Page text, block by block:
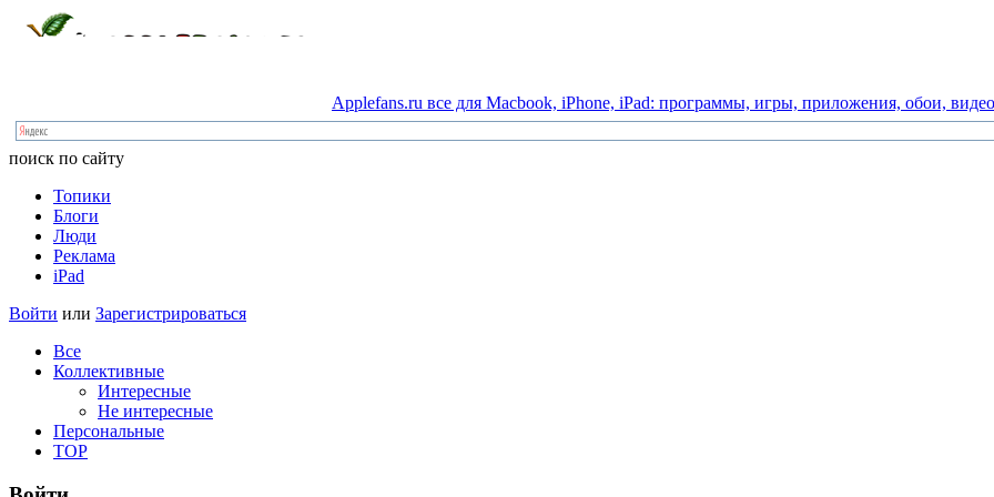
Applefans.ru все для Macbook, iPhone, iPad: программы, игры, приложения, обои, видео
поиск по сайту
Топики
Блоги
Люди
Реклама
iPad
Войти или Зарегистрироваться
Все
Коллективные
Интересные
Не интересные
Персональные
TOP